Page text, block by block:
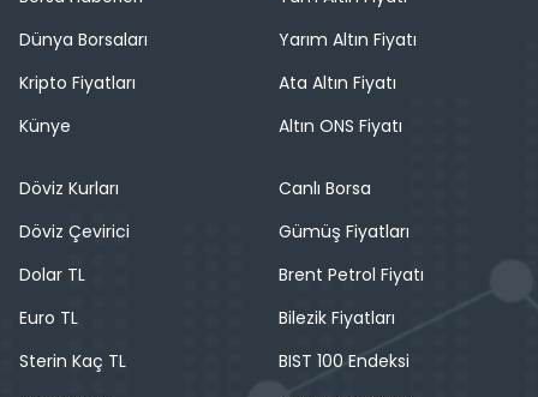
Dünya Borsaları
Kripto Fiyatları
Künye
Yarım Altın Fiyatı
Ata Altın Fiyatı
Altın ONS Fiyatı
Döviz Kurları
Döviz Çevirici
Dolar TL
Euro TL
Sterin Kaç TL
Canlı Borsa
Gümüş Fiyatları
Brent Petrol Fiyatı
Bilezik Fiyatları
BIST 100 Endeksi